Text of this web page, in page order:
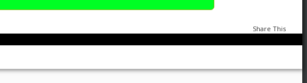
Share This